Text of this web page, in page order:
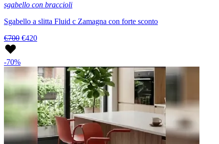
sgabello con braccioli
Sgabello a slitta Fluid c Zamagna con forte sconto
€700 €420
-70%